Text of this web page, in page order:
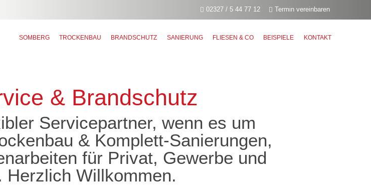
02327 / 5 44 77 12 Termin vereinbaren
SOMBERG TROCKENBAU BRANDSCHUTZ SANIERUNG FLIESEN & CO BEISPIELE KONTAKT
& Brandschutz
Servicepartner, wenn es um
& Komplett-Sanierungen,
für Privat, Gewerbe und
Herzlich Willkommen.